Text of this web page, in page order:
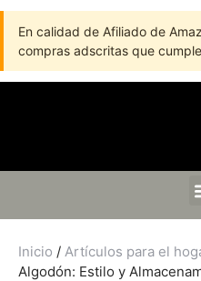
En calidad de Afiliado de
compras adscritas que
Inicio / Artículos para el
Algodón: Estilo y